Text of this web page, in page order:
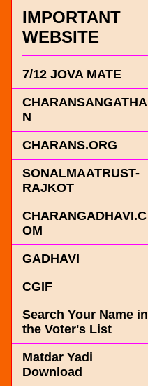
IMPORTANT
WEBSITE
7/12 JOVA MATE
CHARANSANGATHA
N
CHARANS.ORG
SONALMAATRUST-
RAJKOT
CHARANGADHAVI.C
OM
GADHAVI
CGIF
Search Your Name in
the Voter's List
Matdar Yadi
Download